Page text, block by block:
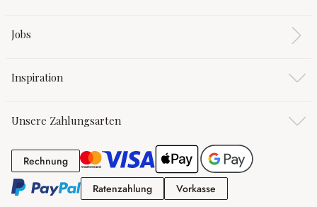
Jobs
Inspiration
Unsere Zahlungsarten
RechnungRechnung
RatenzahlungRatenzahlung
Vorkasse